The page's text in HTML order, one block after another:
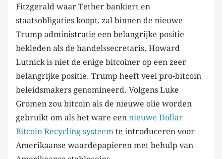
Fitzgerald waar Tether bankiert en
staatsobligaties koopt, zal binnen de nieuwe
Trump administratie een belangrijke positie
bekleden als de handelssecretaris. Howard
Lutnick is niet de enige bitcoiner op een zeer
belangrijke positie. Trump heeft veel pro-bitcoin
beleidsmakers genomineerd. Volgens Luke
Gromen zou bitcoin als de nieuwe olie worden
gebruikt om als het ware een nieuwe Dollar
Bitcoin Recycling systeem te introduceren voor
Amerikaanse waardepapieren met behulp van